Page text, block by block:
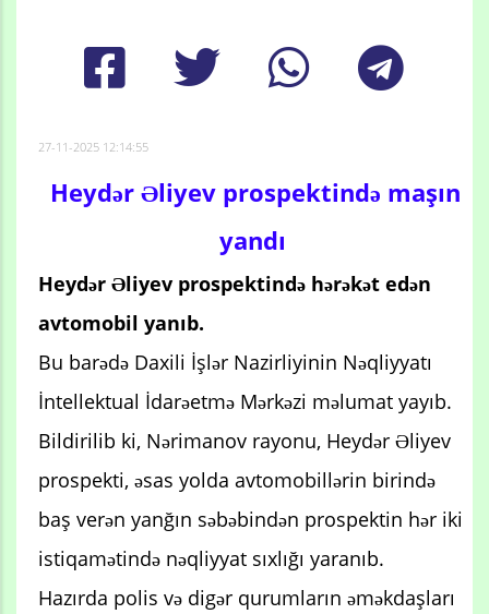
27-11-2025 12:14:55
Heydər Əliyev prospektində maşın
yandı
Heydər Əliyev prospektində hərəkət edən
avtomobil yanıb.
Bu barədə Daxili İşlər Nazirliyinin Nəqliyyatı
İntellektual İdarəetmə Mərkəzi məlumat yayıb.
Bildirilib ki, Nərimanov rayonu, Heydər Əliyev
prospekti, əsas yolda avtomobillərin birində
baş verən yanğın səbəbindən prospektin hər iki
istiqamətində nəqliyyat sıxlığı yaranıb.
Hazırda polis və digər qurumların əməkdaşları